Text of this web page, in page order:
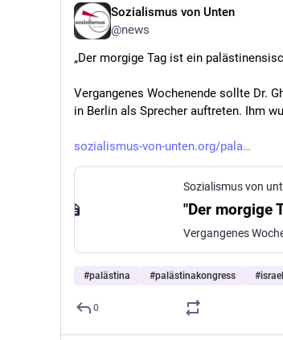
Sozialismus von Unten
@news
„Der morgige Tag ist ein
Vergangenes Wochenende sollte Dr.
in Berlin als Sprecher auftreten. Ihm
sozialismus-von-unten.org/pala
Sozialismus von
#palästina #palästinakongress #israel
0